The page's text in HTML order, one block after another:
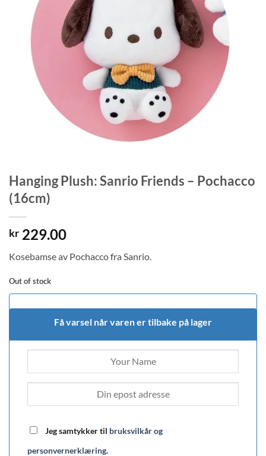
Hanging Plush: Sanrio Friends – Pochacco
(16cm)
kr 229.00
Kosebamse av Pochacco fra Sanrio.
Out of stock
Få varsel når varen er tilbake på lager
Jeg samtykker til bruksvilkår og
personvernerklæring.